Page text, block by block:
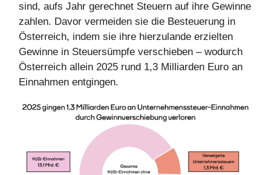
sind, aufs Jahr gerechnet Steuern auf ihre Gewinne
zahlen. Davor vermeiden sie die Besteuerung in
Österreich, indem sie ihre hierzulande erzielten
Gewinne in Steuersümpfe verschieben – wodurch
Österreich allein 2025 rund 1,3 Milliarden Euro an
Einnahmen entgingen.